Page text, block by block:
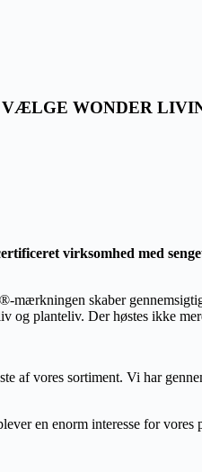
VÆLGE WONDER
virksomhed med
mærkningen skaber
og planteliv. Der høstes ikke
vores sortiment. Vi har
en enorm interesse for